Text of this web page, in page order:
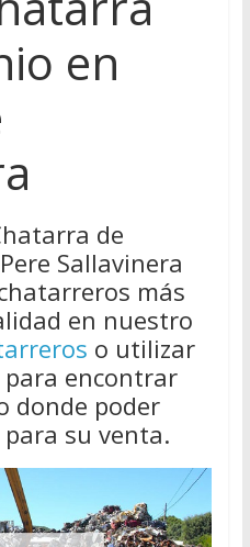
en
de
Sallavinera
más
en nuestro
o utilizar
encontrar
donde poder
su venta.